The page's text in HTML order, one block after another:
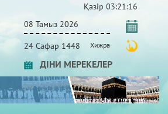
Қазір 03:21:17
08 Тамыз 2026
24 Сафар 1448 Хижра
ДІНИ МЕРЕКЕЛЕР